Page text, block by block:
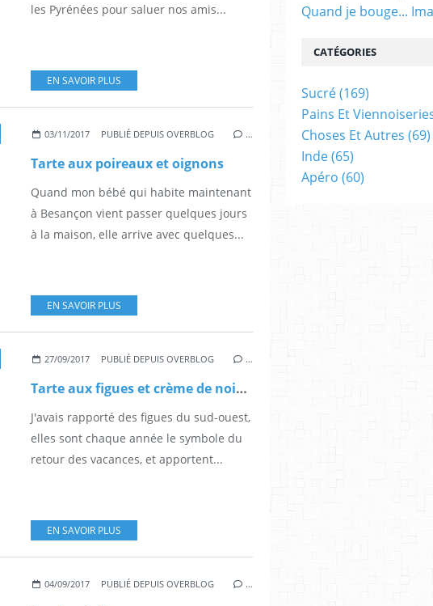
les Pyrénées pour saluer nos amis...
EN SAVOIR PLUS
,LÉGUMES,VÉGÉTARIEN
03/11/2017 PUBLIÉ DEPUIS OVERBLOG …
Tarte aux poireaux et oignons
Quand mon bébé qui habite maintenant
à Besançon vient passer quelques jours
à la maison, elle arrive avec quelques...
EN SAVOIR PLUS
27/09/2017 PUBLIÉ DEPUIS OVERBLOG …
Tarte aux figues et crème de noisettes
J'avais rapporté des figues du sud-ouest,
elles sont chaque année le symbole du
retour des vacances, et apportent...
EN SAVOIR PLUS
04/09/2017 PUBLIÉ DEPUIS OVERBLOG …
Quand je bouge...
CATÉGORIES
Sucré(169)
Pains Et
Choses Et Autres (69)
Inde(65)
Apéro (60)